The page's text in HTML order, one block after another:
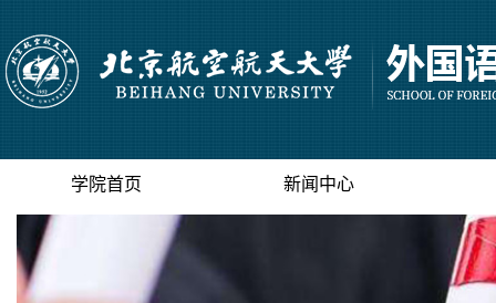
学院首页 新闻中心